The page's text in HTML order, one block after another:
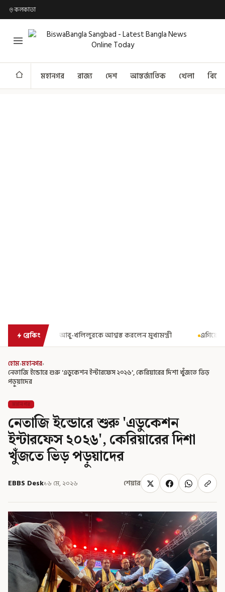
কলকাতা
মহানগর রাজ্য দেশ আন্তর্জাতিক খেলা
ব্রেকিং এগিয়ে গেল আরও একধাপ, সপ্তম পে কমিশন গঠনের একাধিক
হোম›মহানগর›
নেতাজি ইন্ডোরে শুরু 'এডুকেশন ইন্টারফেস ২০২৬', কেরিয়ারের দিশা খুঁজতে ভিড়
পড়ুয়াদের
মহানগর
নেতাজি ইন্ডোরে শুরু 'এডুকেশন
ইন্টারফেস ২০২৬', কেরিয়ারের দিশা
খুঁজতে ভিড় পড়ুয়াদের
EBBS Desk১৬ মে, ২০২৬ শেয়ার